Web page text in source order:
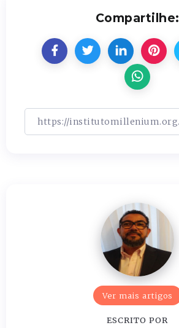
Compartilhe:
Ver mais artigos
ESCRITO POR